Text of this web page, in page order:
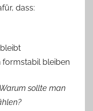
dass:
formstabil bleiben
Warum sollte man